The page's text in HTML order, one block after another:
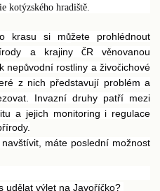
kotýzského hradiště.
krasu si můžete prohlédnout
írody a krajiny ČR věnovanou
nepůvodní rostliny a živočichové
z nich představují problém a
Invazní druhy patří mezi
a jejich monitoring i regulace
řírody.
navštívit, máte poslední možnost
udělat výlet na Javoříčko?